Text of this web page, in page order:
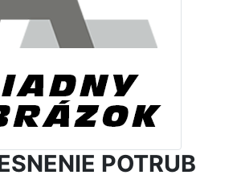
POTRUB